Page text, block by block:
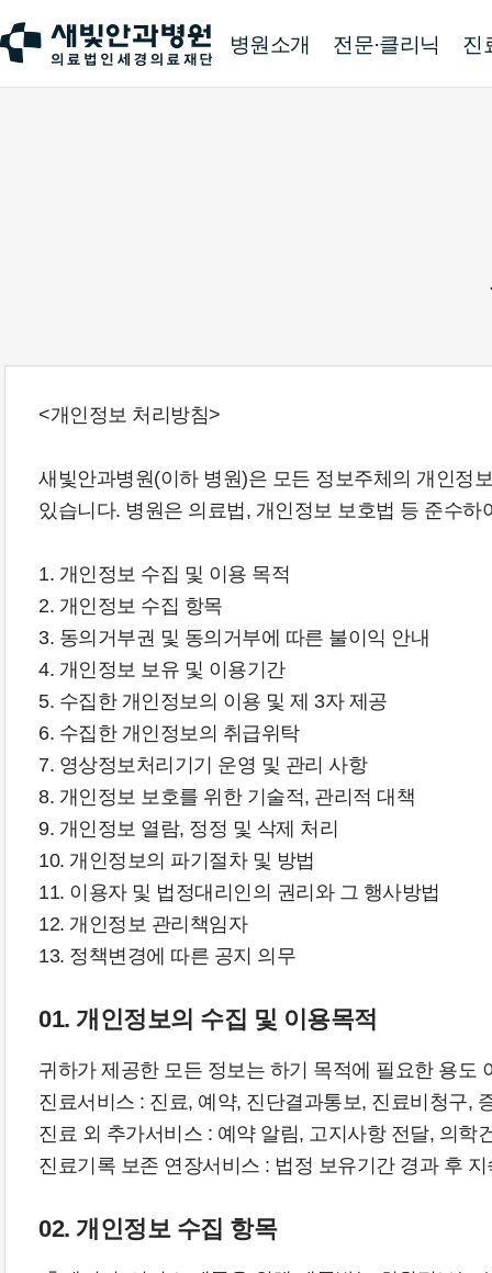
병원소개 전문·클리닉 진
<개인정보 처리방침>
새빛안과병원(이하 병원)은 모든 정보주체의 개인정
있습니다. 병원은 의료법, 개인정보 보호법 등 준수
1. 개인정보 수집 및 이용 목적
2. 개인정보 수집 항목
3. 동의거부권 및 동의거부에 따른 불이익 안내
4. 개인정보 보유 및 이용기간
5. 수집한 개인정보의 이용 및 제 3자 제공
6. 수집한 개인정보의 취급위탁
7. 영상정보처리기기 운영 및 관리 사항
8. 개인정보 보호를 위한 기술적, 관리적 대책
9. 개인정보 열람, 정정 및 삭제 처리
10. 개인정보의 파기절차 및 방법
11. 이용자 및 법정대리인의 권리와 그 행사방법
12. 개인정보 관리책임자
13. 정책변경에 따른 공지 의무
01. 개인정보의 수집 및 이용목적
귀하가 제공한 모든 정보는 하기 목적에 필요한 용도
진료서비스 : 진료, 예약, 진단결과통보, 진료비청구,
진료 외 추가서비스 : 예약 알림, 고지사항 전달, 의학
진료기록 보존 연장서비스 : 법정 보유기간 경과 후
02. 개인정보 수집 항목